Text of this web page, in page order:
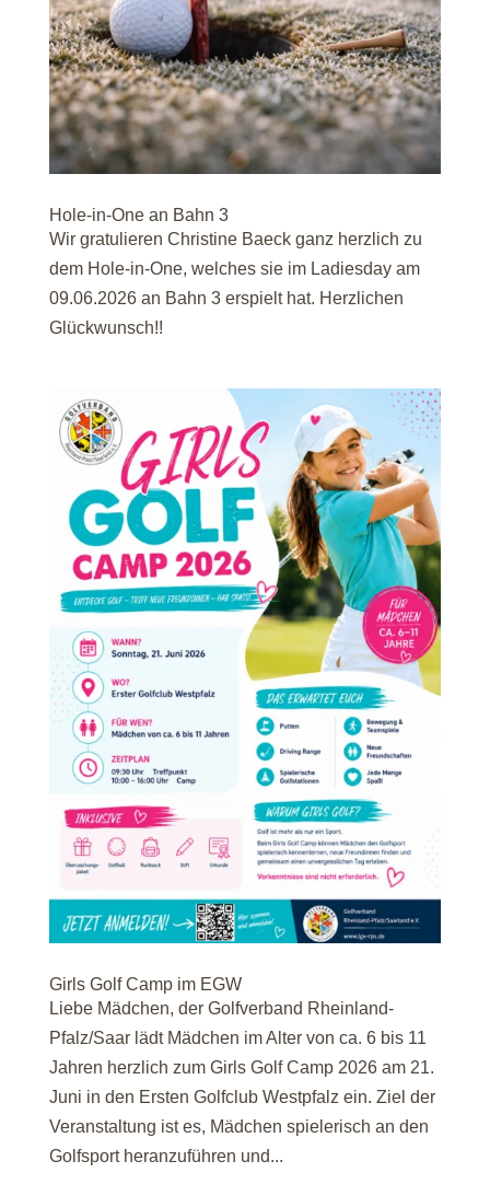
Hole-in-One an Bahn 3
Wir gratulieren Christine Baeck ganz herzlich zu
dem Hole-in-One, welches sie im Ladiesday am
09.06.2026 an Bahn 3 erspielt hat. Herzlichen
Glückwunsch!!
Girls Golf Camp im EGW
Liebe Mädchen, der Golfverband Rheinland-
Pfalz/Saar lädt Mädchen im Alter von ca. 6 bis 11
Jahren herzlich zum Girls Golf Camp 2026 am 21.
Juni in den Ersten Golfclub Westpfalz ein. Ziel der
Veranstaltung ist es, Mädchen spielerisch an den
Golfsport heranzuführen und...